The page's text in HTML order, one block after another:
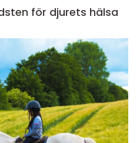
för djurets hälsa